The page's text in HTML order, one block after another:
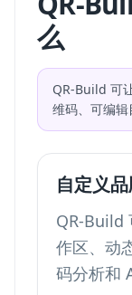
么
QR-Build 可
维码、可编辑
自定义
QR-Build
作区、动
码分析和